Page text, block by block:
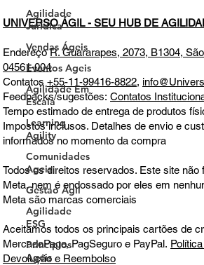
Agilidade
Jurídica
Vendas Ágeis
Eventos Ageis
Agilidade Em
Escala
Learning
Agility
Comunidades
Ageis
Gestao Agil
Agilidade
ESG
Principios
Ageis
UNIVERSO ÁGIL - SEU HUB DE
EndereçoR. Guararapes, 2073, B1304,
04561-004
Contatos+55-11-99416-8822,
Feedbacks/sugestões:Contatos
Tempo estimado de entrega de produtos
Impostos inclusos. Detalhes de envio e
informados no momento da compra
Todos os direitos reservados. Este site não
Meta, nem é endossado por eles em
Meta são marcas comerciais
Aceitamos todos os principais cartões de
MercadoPago, PagSeguro e PayPal.
Devolução e Reembolso